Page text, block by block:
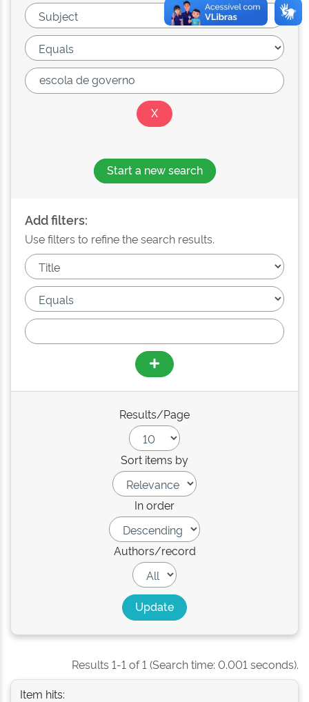
Start a new search
Add filters:
Use filters to refine the search results.
Results/Page
Sort items by
In order
Authors/record
Results 1-1 of 1 (Search time: 0.001 seconds).
Item hits: